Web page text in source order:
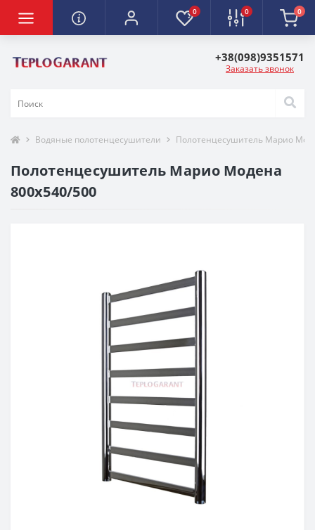
0 0 0
+38(098)9351571
Заказать звонок
Водяные полотенцесушители Полотенцесушитель Марио
Полотенцесушитель Марио Модена
800x540/500